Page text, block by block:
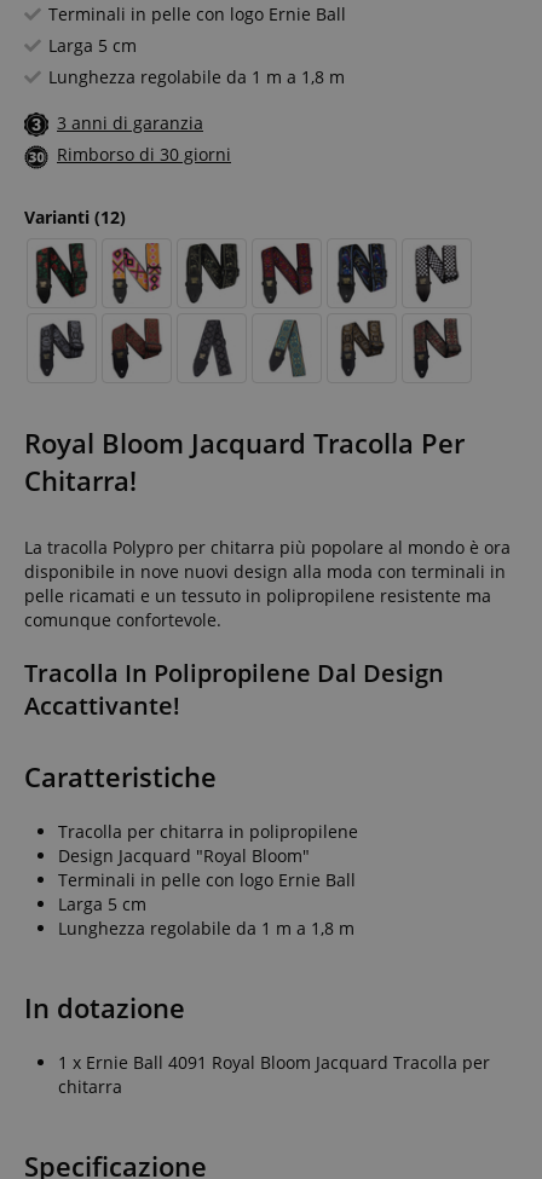
Terminali in pelle con logo Ernie Ball
Larga 5 cm
Lunghezza regolabile da 1 m a 1,8 m
3 anni di garanzia
Rimborso di 30 giorni
Varianti (12)
Royal Bloom Jacquard Tracolla Per
Chitarra!
La tracolla Polypro per chitarra più popolare al mondo è ora
disponibile in nove nuovi design alla moda con terminali in
pelle ricamati e un tessuto in polipropilene resistente ma
comunque confortevole.
Tracolla In Polipropilene Dal Design
Accattivante!
Caratteristiche
Tracolla per chitarra in polipropilene
Design Jacquard "Royal Bloom"
Terminali in pelle con logo Ernie Ball
Larga 5 cm
Lunghezza regolabile da 1 m a 1,8 m
In dotazione
1 x Ernie Ball 4091 Royal Bloom Jacquard Tracolla per
chitarra
Specificazione